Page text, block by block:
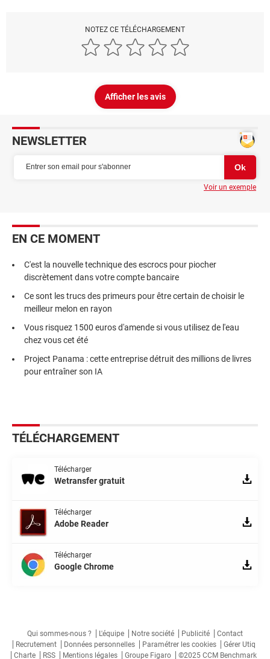
NOTEZ CE TÉLÉCHARGEMENT
Afficher les avis
NEWSLETTER
Voir un exemple
EN CE MOMENT
C'est la nouvelle technique des escrocs pour piocher
discrètement dans votre compte bancaire
Ce sont les trucs des primeurs pour être certain de choisir le
meilleur melon en rayon
Vous risquez 1500 euros d'amende si vous utilisez de l'eau
chez vous cet été
Project Panama : cette entreprise détruit des millions de livres
pour entraîner son IA
TÉLÉCHARGEMENT
Télécharger
Wetransfer gratuit
Télécharger
Adobe Reader
Télécharger
Google Chrome
Qui sommes-nous ? L'équipe Notre société Publicité
Contact
Recrutement
Données personnelles Paramétrer les cookies
Gérer Utiq
Charte
RSS Mentions légales Groupe Figaro ©2025 CCM Benchmark